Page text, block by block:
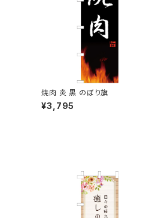
焼肉 炎 黒 のぼり旗
¥3,795